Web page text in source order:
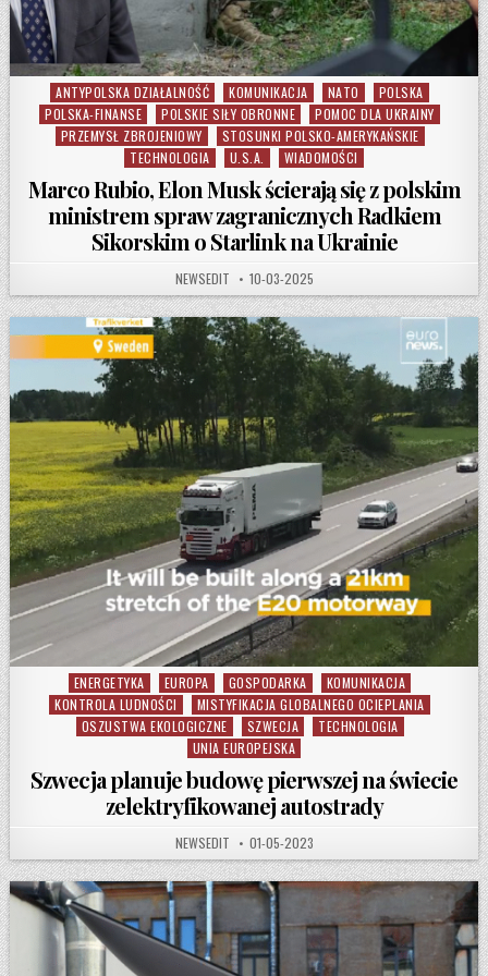
Posted in
ANTYPOLSKA DZIAŁALNOŚĆ KOMUNIKACJA NATO
POLSKA
POLSKA-FINANSE
POLSKIE SIŁY OBRONNE
POMOC DLA UKRAINY
PRZEMYSŁ ZBROJENIOWY
STOSUNKI POLSKO-AMERYKAŃSKIE
TECHNOLOGIA
U.S.A. WIADOMOŚCI
Marco Rubio, Elon Musk ścierają się z polskim
ministrem spraw zagranicznych Radkiem
Sikorskim o Starlink na Ukrainie
AUTHOR:
NEWSEDIT PUBLISHED DATE:
10-03-2025
Posted in
ENERGETYKA EUROPA GOSPODARKA
KOMUNIKACJA
KONTROLA LUDNOŚCI
MISTYFIKACJA GLOBALNEGO OCIEPLANIA
OSZUSTWA EKOLOGICZNE
SZWECJA
TECHNOLOGIA
UNIA EUROPEJSKA
Szwecja planuje budowę pierwszej na świecie
zelektryfikowanej autostrady
AUTHOR:
NEWSEDIT PUBLISHED DATE:
01-05-2023